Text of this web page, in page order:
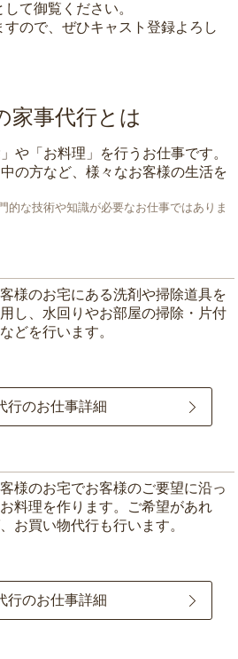
て御覧ください。
ので、ぜひキャスト登録よろし
家事代行とは
」や「 お料理 」を行うお仕事です。
の方など、様々なお客様の生活を
的な技術や知識が必要なお仕事ではありま
様のお宅にある洗剤や掃除道具を
し、水回りやお部屋の掃除・片付
どを行います。
行のお仕事詳細
様のお宅でお客様のご要望に沿っ
料理を作ります。ご希望があれ
お買い物代行も行います。
行のお仕事詳細